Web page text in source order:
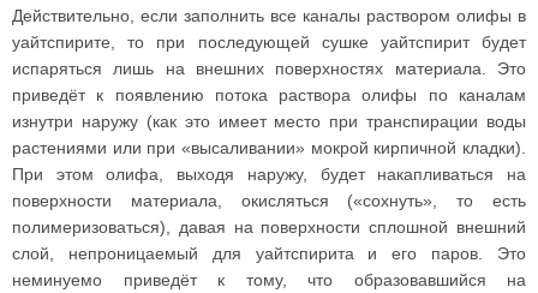
Действительно, если заполнить все каналы раствором олифы в
уайтспирите, то при последующей сушке уайтспирит будет
испаряться лишь на внешних поверхностях материала. Это
приведёт к появлению потока раствора олифы по каналам
изнутри наружу (как это имеет место при транспирации воды
растениями или при «высаливании» мокрой кирпичной кладки).
При этом олифа, выходя наружу, будет накапливаться на
поверхности материала, окисляться («сохнуть», то есть
полимеризоваться), давая на поверхности сплошной внешний
слой, непроницаемый для уайтспирита и его паров. Это
неминуемо приведёт к тому, что образовавшийся на